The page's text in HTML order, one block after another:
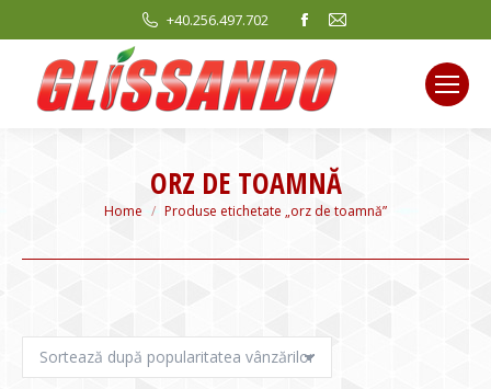
+40.256.497.702
Facebook
opens
in
new
window
Mail
new
ORZ DE TOAMNĂ
You are here:
Home Produse etichetate „orz de toamnă”